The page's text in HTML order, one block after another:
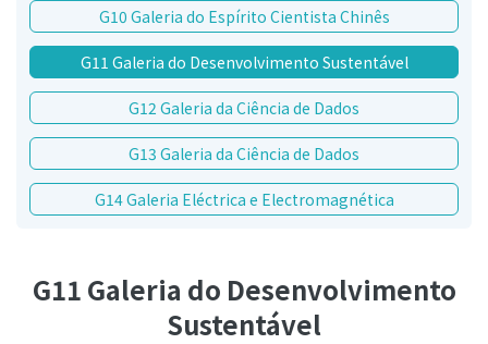
G10 Galeria do Espírito Cientista Chinês
G11 Galeria do Desenvolvimento Sustentável
G12 Galeria da Ciência de Dados
G13 Galeria da Ciência de Dados
G14 Galeria Eléctrica e Electromagnética
G11 Galeria do Desenvolvimento
Sustentável